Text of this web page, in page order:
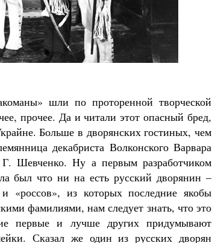
шли по проторенной творческой
прочее. Да и читали этот опасный бред,
Больше в дворянских гостиных, чем
декабриста Волконского Варвара
Шевченко. Ну а первым разработчиком
был что ни на есть русский дворянин –
«россов», из которых последние якобы
фамилиями, нам следует знать, что это
первые и лучше других придумывают
Сказал же один из русских дворян